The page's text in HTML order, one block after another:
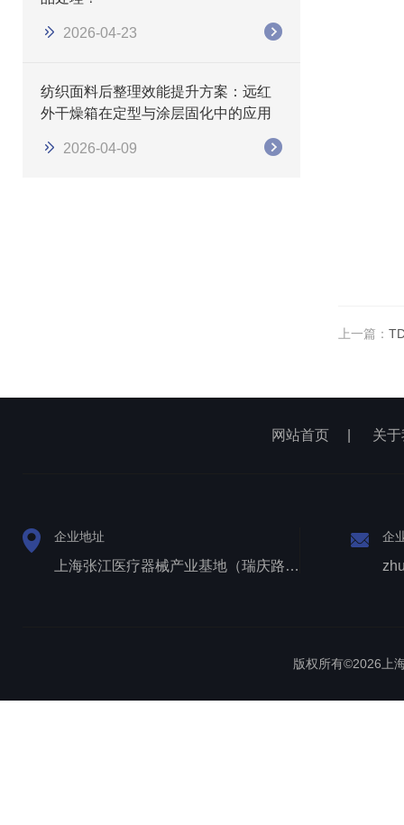
2026-04-23
纺织面料后整理效能提升方案：远红
外干燥箱在定型与涂层固化中的应用
2026-04-09
上一篇：
网站首页 关
企业地址
上海张江医疗器械产业基地（瑞庆路528号）
企
版权所有©2026